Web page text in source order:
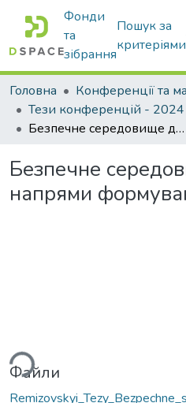
Фонди
та
зібрання
Пошук за
критеріями
Головна
Тези конференцій - 2024
Безпечне середовище для життя: напрями формування в Україні
Безпечне
напрями
Файли